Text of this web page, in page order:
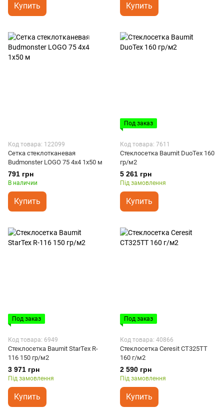
Купить Купить
Код товара: 122099
Сетка стеклотканевая
Budmonster LOGO 75 4х4 1х50 м
791 грн
В наличии
Купить
Под заказ
Код товара: 7611
Стеклосетка Baumit DuoTex 160
гр/м2
5 261 грн
Під замовлення
Купить
Под заказ
Код товара: 6949
Стеклосетка Baumit StarTex R-
116 150 гр/м2
3 971 грн
Під замовлення
Купить
Под заказ
Код товара: 40866
Стеклосетка Ceresit CT325TT
160 г/м2
2 590 грн
Під замовлення
Купить